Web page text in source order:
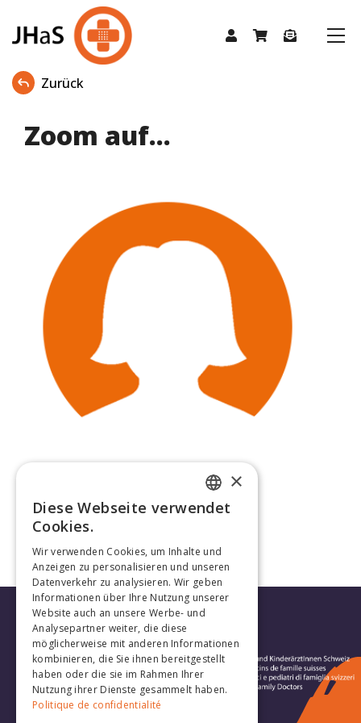
Zurück
Zoom auf...
Gabriella Stoppe
FRENCH
×
Diese Webseite verwendet
Cookies.
Wir verwenden Cookies, um Inhalte und
Anzeigen zu personalisieren und unseren
Datenverkehr zu analysieren. Wir geben
Informationen über Ihre Nutzung unserer
Website auch an unsere Werbe- und
Analysepartner weiter, die diese
möglicherweise mit anderen Informationen
kombinieren, die Sie ihnen bereitgestellt
haben oder die sie im Rahmen Ihrer
Nutzung ihrer Dienste gesammelt haben.
Politique de confidentialité